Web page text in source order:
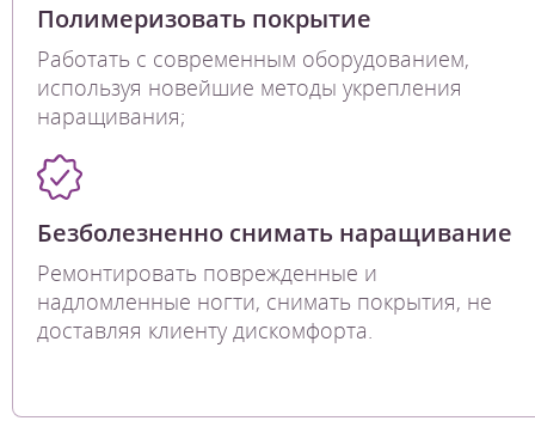
Полимеризовать покрытие
Работать с современным оборудованием,
используя новейшие методы укрепления
наращивания;
Безболезненно снимать наращивание
Ремонтировать поврежденные и
надломленные ногти, снимать покрытия, не
доставляя клиенту дискомфорта.